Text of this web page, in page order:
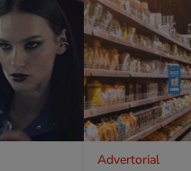
Advertorial